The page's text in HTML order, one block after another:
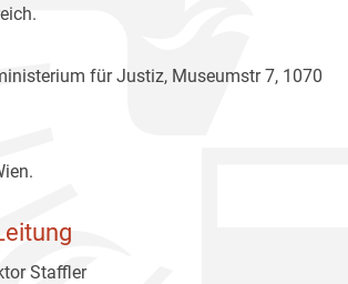
für Justiz, Museumstr 7, 1070
Staffler